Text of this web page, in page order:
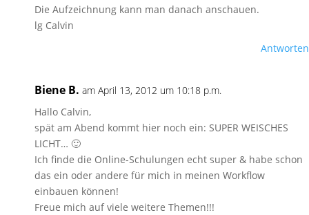
Die Aufzeichnung kann man danach anschauen.
lg Calvin
Antworten
Biene B. am April 13, 2012 um 10:18 p.m.
Hallo Calvin,
spät am Abend kommt hier noch ein: SUPER WEISCHES
LICHT… 🙂
Ich finde die Online-Schulungen echt super & habe schon
das ein oder andere für mich in meinen Workflow
einbauen können!
Freue mich auf viele weitere Themen!!!